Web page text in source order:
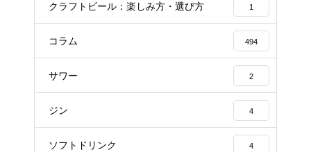
クラフトビール：楽しみ方・選び方 1
コラム 494
サワー 2
ジン 4
ソフトドリンク 4